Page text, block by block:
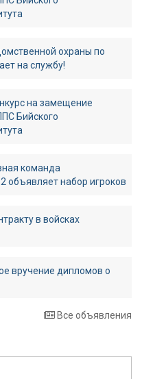
охраны по
на службу!
на замещение
Бийского
команда
объявляет набор игроков
в войсках
вручение дипломов о
Все объявления